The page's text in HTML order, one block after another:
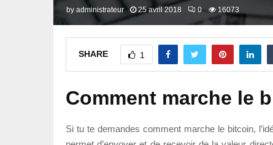
by administrateur 25 avril 2018 0 16073
SHARE 1
Comment marche le
Si tu te demandes comment marche le bitcoin,